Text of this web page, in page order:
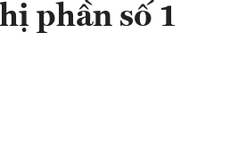
phần số 1